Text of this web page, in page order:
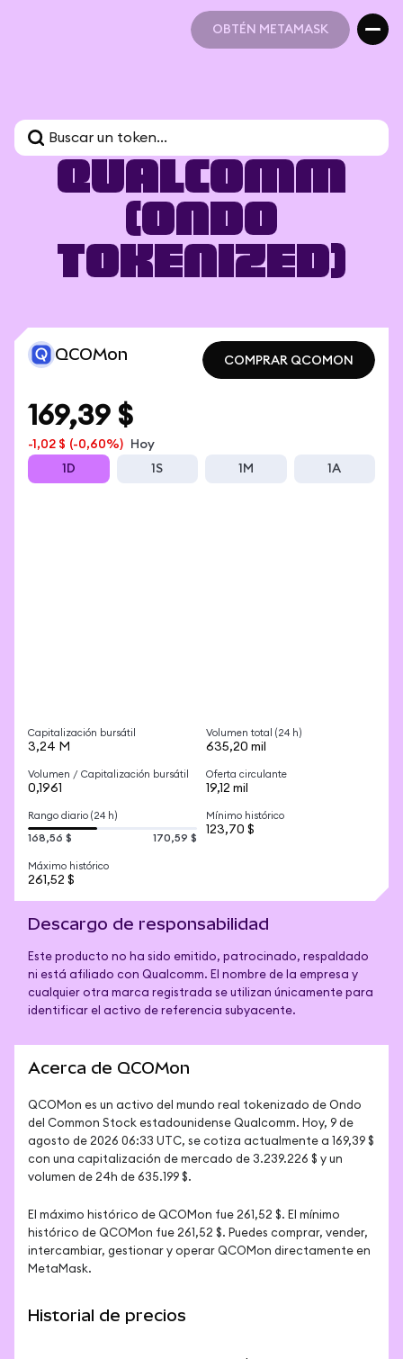
OBTÉN METAMASK
Qualcomm
(Ondo
Tokenized)
QCOMon COMPRAR QCOMON
169,39 $
-1,02 $ (-0,60%)
Hoy
1D
1S 1M 1A
Capitalización bursátil
3,24 M
Volumen total (24 h)
635,20 mil
Volumen / Capitalización bursátil
0,1961
Oferta circulante
19,12 mil
Rango diario (24 h)
168,56 $ 170,59 $
Mínimo histórico
123,70 $
Máximo histórico
261,52 $
Descargo de responsabilidad
Este producto no ha sido emitido, patrocinado, respaldado
ni está afiliado con Qualcomm. El nombre de la empresa y
cualquier otra marca registrada se utilizan únicamente para
identificar el activo de referencia subyacente.
Acerca de QCOMon
QCOMon es un activo del mundo real tokenizado de Ondo
del Common Stock estadounidense Qualcomm. Hoy, 9 de
agosto de 2026 06:33 UTC, se cotiza actualmente a 169,39 $
con una capitalización de mercado de 3.239.226 $ y un
volumen de 24h de 635.199 $.
El máximo histórico de QCOMon fue 261,52 $. El mínimo
histórico de QCOMon fue 261,52 $. Puedes comprar, vender,
intercambiar, gestionar y operar QCOMon directamente en
MetaMask.
Historial de precios